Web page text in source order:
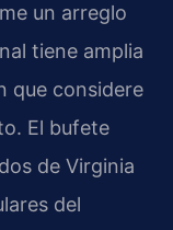
un arreglo
tiene amplia
que considere
El bufete
de Virginia
del